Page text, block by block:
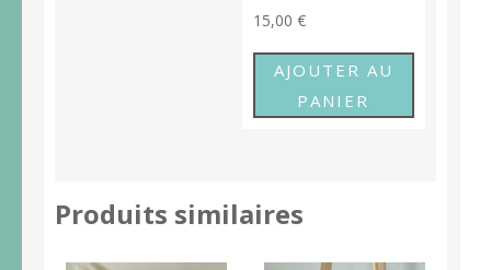
15,00 €
AJOUTER AU
PANIER
Produits similaires